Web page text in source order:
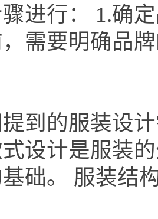
进行： 1.确
需要明确品
到的服装设
设计是服装
础。 服装结